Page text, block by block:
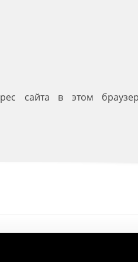
сайта в этом